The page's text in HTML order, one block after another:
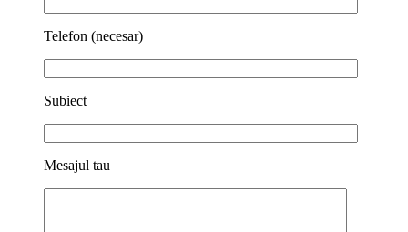
Telefon (necesar)
Subiect
Mesajul tau